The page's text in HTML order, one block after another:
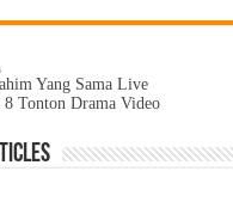
Yang Sama Live
8 Tonton Drama Video